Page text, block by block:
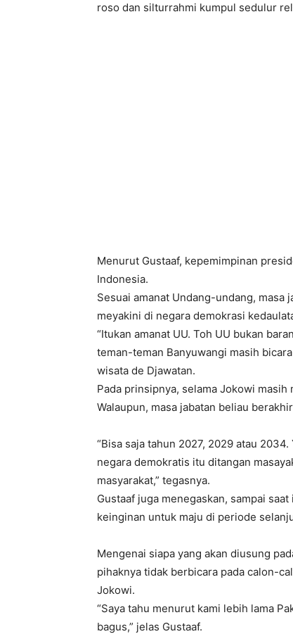
roso dan silturrahmi kumpul sedulur
Menurut Gustaaf, kepemimpinan
Indonesia.
Sesuai amanat Undang-undang,
meyakini di negara demokrasi
“Itukan amanat UU. Toh UU bukan
teman-teman Banyuwangi masih
wisata de Djawatan.
Pada prinsipnya, selama Jokowi masih
Walaupun, masa jabatan beliau
“Bisa saja tahun 2027, 2029 atau
negara demokratis itu ditangan
masyarakat,” tegasnya.
Gustaaf juga menegaskan, sampai
keinginan untuk maju di periode
Mengenai siapa yang akan diusung
pihaknya tidak berbicara pada calon-
Jokowi.
“Saya tahu menurut kami lebih lama
bagus,” jelas Gustaaf.